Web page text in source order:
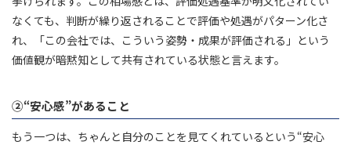
なくても、判断が繰り返されることで評価や処遇がパターン化さ
れ、「この会社では、こういう姿勢・成果が評価される」という
価値観が暗黙知として共有されている状態と言えます。
②“安心感”があること
もう一つは、ちゃんと自分のことを見てくれているという“安心